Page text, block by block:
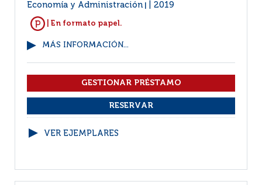
Economía y Administración
2019
| En formato papel.
MÁS INFORMACIÓN...
VER EJEMPLARES